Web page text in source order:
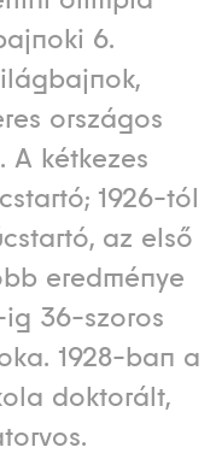
6.
országos
kétkezes
1926-tól
az első
eredménye
ig 36-szoros
1928-ban a
doktorált,